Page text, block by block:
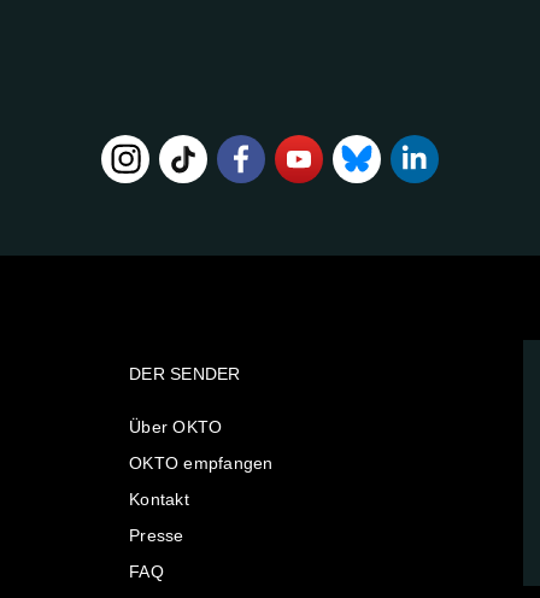
DER SENDER
Über OKTO
OKTO empfangen
Kontakt
Presse
FAQ